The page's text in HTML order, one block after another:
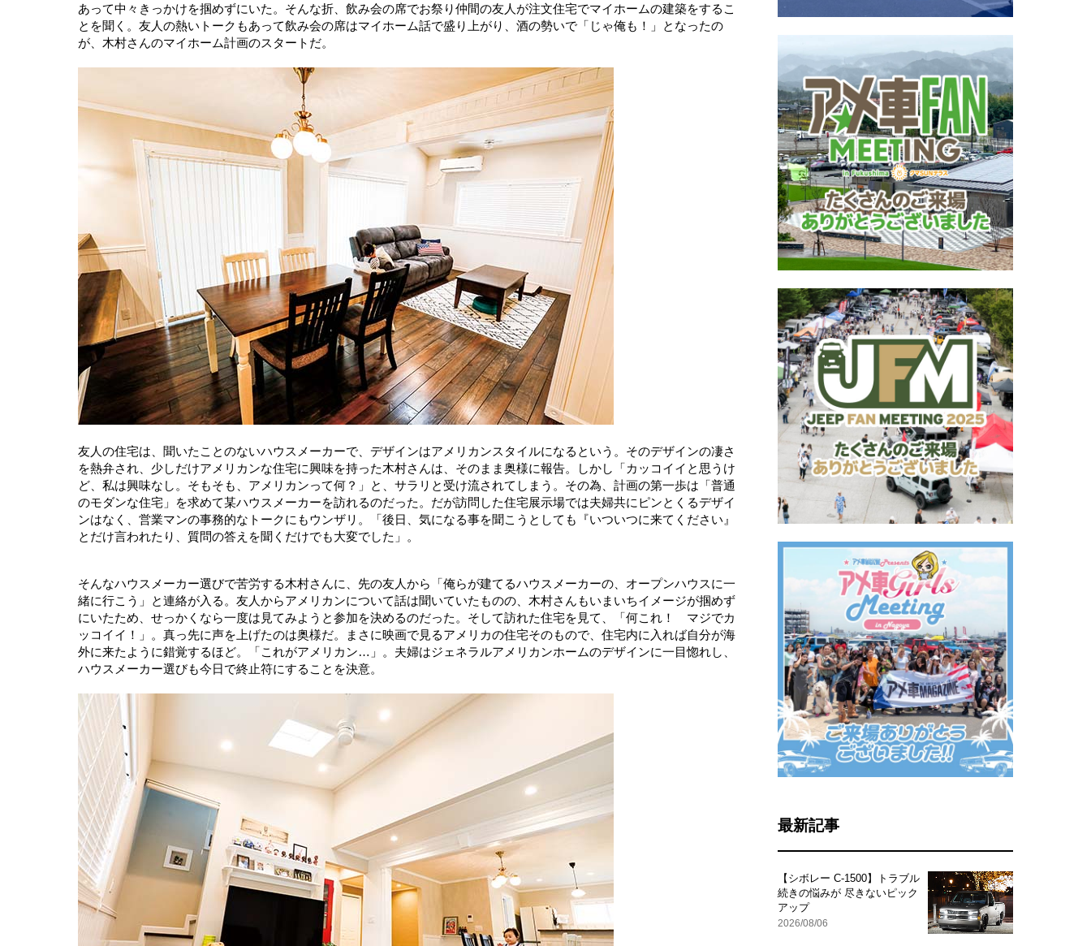
あって中々きっかけを掴めずにいた。そんな折、飲み会の席でお祭り仲間の友人が注文住宅でマイホームの建築をするこ
とを聞く。友人の熱いトークもあって飲み会の席はマイホーム話で盛り上がり、酒の勢いで「じゃ俺も！」となったの
が、木村さんのマイホーム計画のスタートだ。
友人の住宅は、聞いたことのないハウスメーカーで、デザインはアメリカンスタイルになるという。そのデザインの凄さ
を熱弁され、少しだけアメリカンな住宅に興味を持った木村さんは、そのまま奥様に報告。しかし「カッコイイと思うけ
ど、私は興味なし。そもそも、アメリカンって何？」と、サラリと受け流されてしまう。その為、計画の第一歩は「普通
のモダンな住宅」を求めて某ハウスメーカーを訪れるのだった。だが訪問した住宅展示場では夫婦共にピンとくるデザイ
ンはなく、営業マンの事務的なトークにもウンザリ。「後日、気になる事を聞こうとしても『いついつに来てください』
とだけ言われたり、質問の答えを聞くだけでも大変でした」。
そんなハウスメーカー選びで苦労する木村さんに、先の友人から「俺らが建てるハウスメーカーの、オープンハウスに一
緒に行こう」と連絡が入る。友人からアメリカンについて話は聞いていたものの、木村さんもいまいちイメージが掴めず
にいたため、せっかくなら一度は見てみようと参加を決めるのだった。そして訪れた住宅を見て、「何これ！ マジでカ
ッコイイ！」。真っ先に声を上げたのは奥様だ。まさに映画で見るアメリカの住宅そのもので、住宅内に入れば自分が海
外に来たように錯覚するほど。「これがアメリカン…」。夫婦はジェネラルアメリカンホームのデザインに一目惚れし、
ハウスメーカー選びも今日で終止符にすることを決意。
最新記事
【シボレー C-1500】トラブル
続きの悩みが 尽きないピック
アップ
2026/08/06